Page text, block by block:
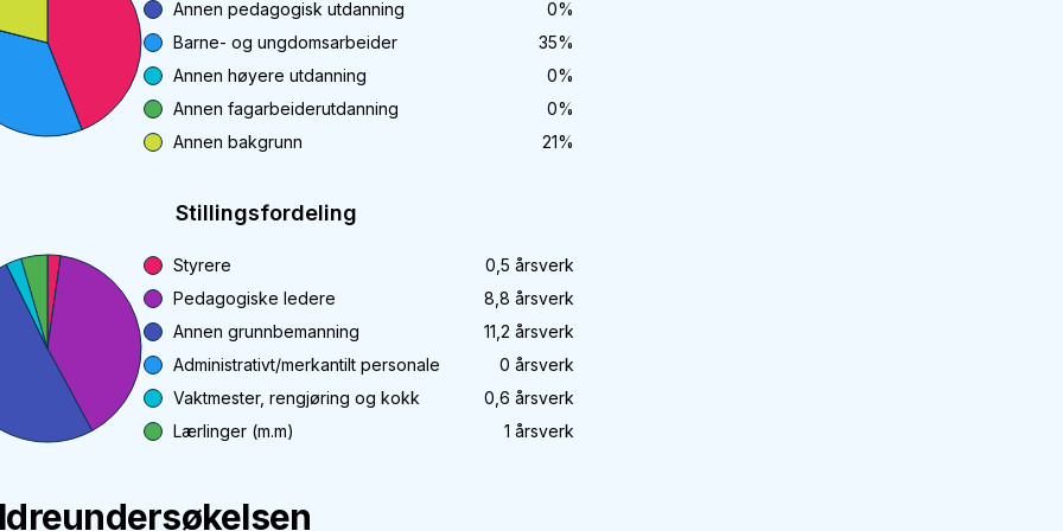
Annen pedagogisk utdanning 0%
Barne- og ungdomsarbeider
35%
Annen høyere utdanning
0%
Annen fagarbeiderutdanning
0%
Annen bakgrunn
21%
Stillingsfordeling
Styrere 0,5 årsverk
Pedagogiske ledere
8,8 årsverk
Annen grunnbemanning
11,2 årsverk
Administrativt/merkantilt personale
0 årsverk
Vaktmester, rengjøring og kokk
0,6 årsverk
Lærlinger (m.m)
1 årsverk